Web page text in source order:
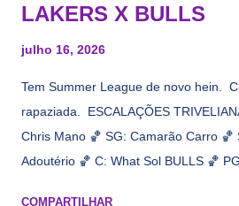
LAKERS X BULLS
julho 16, 2026
Tem Summer League de novo hein.
rapaziada. ESCALAÇÕES
Chris Mano 🏀 SG: Camarão Carro 🏀
Adoutério 🏀 C: What Sol BULLS 🏀
COMPARTILHAR